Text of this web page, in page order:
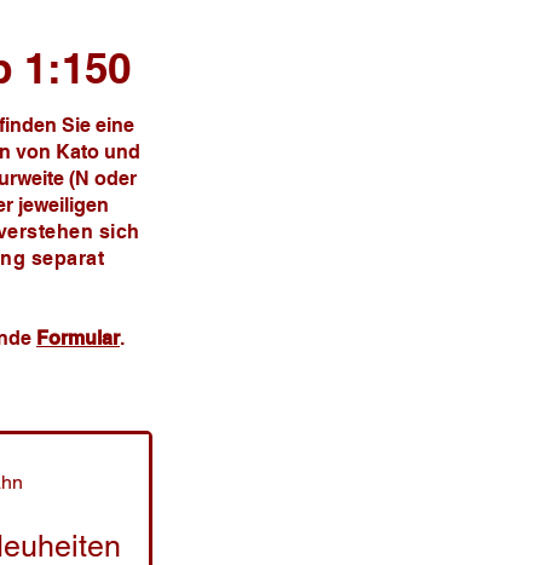
1:150
Sie eine
von Kato und
(N oder
jeweiligen
sich
separat
Formular.